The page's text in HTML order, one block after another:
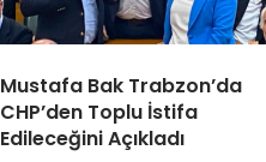
Mustafa Bak Trabzon’da
CHP’den Toplu İstifa
Edileceğini Açıkladı